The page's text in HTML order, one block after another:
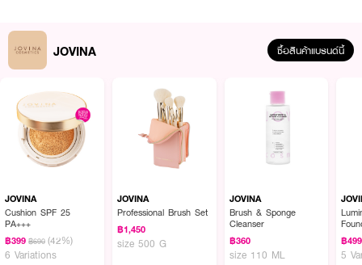
JOVINA ซื้อสินค้าแบรนด์นี้
JOVINA
Cushion SPF 25
PA+++
฿399 ฿690 (42%)
6 Variations
JOVINA
Professional Brush Set
฿1,450
size 500 G
JOVINA
Brush & Sponge
Cleanser
฿360
size 110 ML
฿499
5